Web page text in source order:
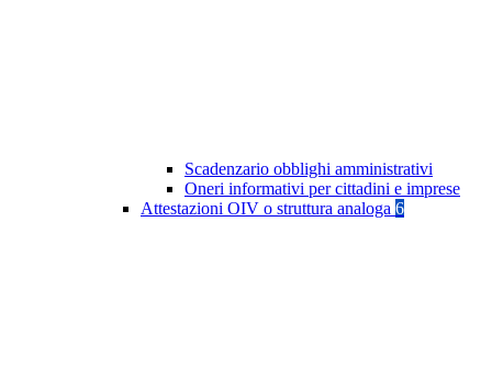
Scadenzario obblighi amministrativi
Oneri informativi per cittadini e imprese
Attestazioni OIV o struttura analoga 6